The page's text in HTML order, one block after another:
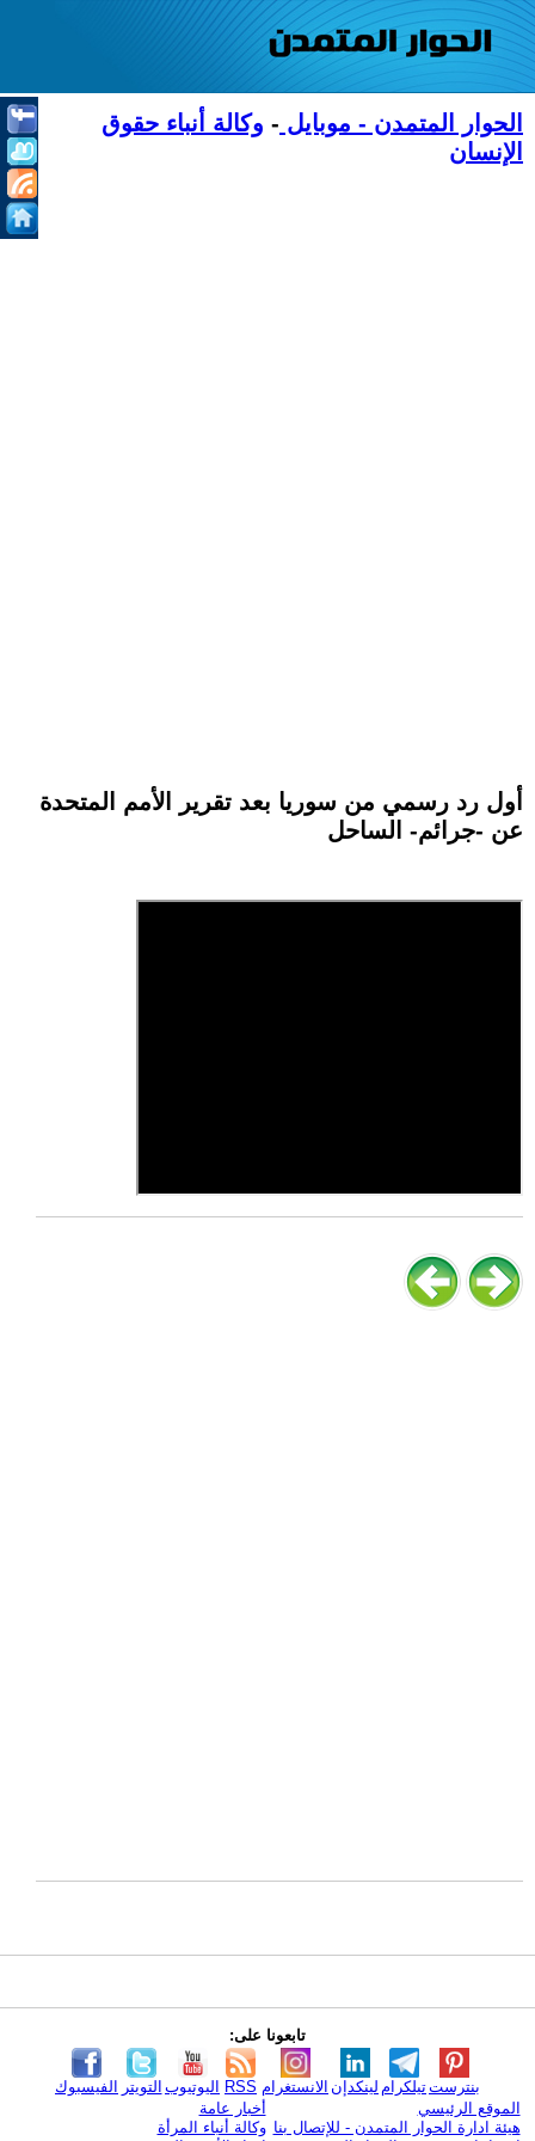
الحوار المتمدن - موبايل - وكالة أنباء حقوق
الإنسان
أول رد رسمي من سوريا بعد تقرير الأمم المتحدة
عن -جرائم- الساحل
تابعونا على:
الفيسبوك التويتر اليوتيوب RSS الانستغرام لينكدإن تيلكرامبنترست
الموقع الرئيسي
هيئة ادارة الحوار المتمدن - للإتصال بنا
أخبار عامة
وكالة أنباء المرأة